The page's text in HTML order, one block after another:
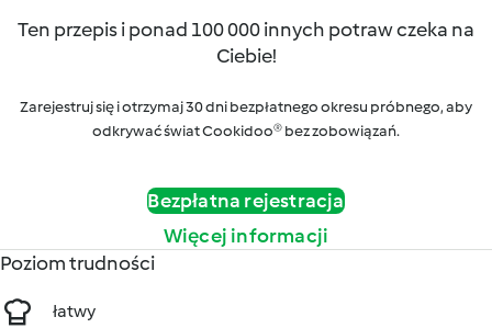
Ten przepis i ponad 100 000 innych potraw czeka na
Ciebie!
Zarejestruj się i otrzymaj 30 dni bezpłatnego okresu próbnego, aby
odkrywać świat Cookidoo® bez zobowiązań.
Bezpłatna rejestracja
Więcej informacji
Poziom trudności
łatwy